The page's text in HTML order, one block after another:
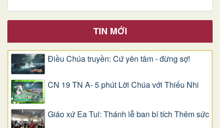
TIN MỚI
Điều Chúa truyền: Cứ yên tâm - đừng sợ!
CN 19 TN A- 5 phút Lời Chúa với Thiếu Nhi
Giáo xứ Ea Tul: Thánh lễ ban bí tích Thêm sức